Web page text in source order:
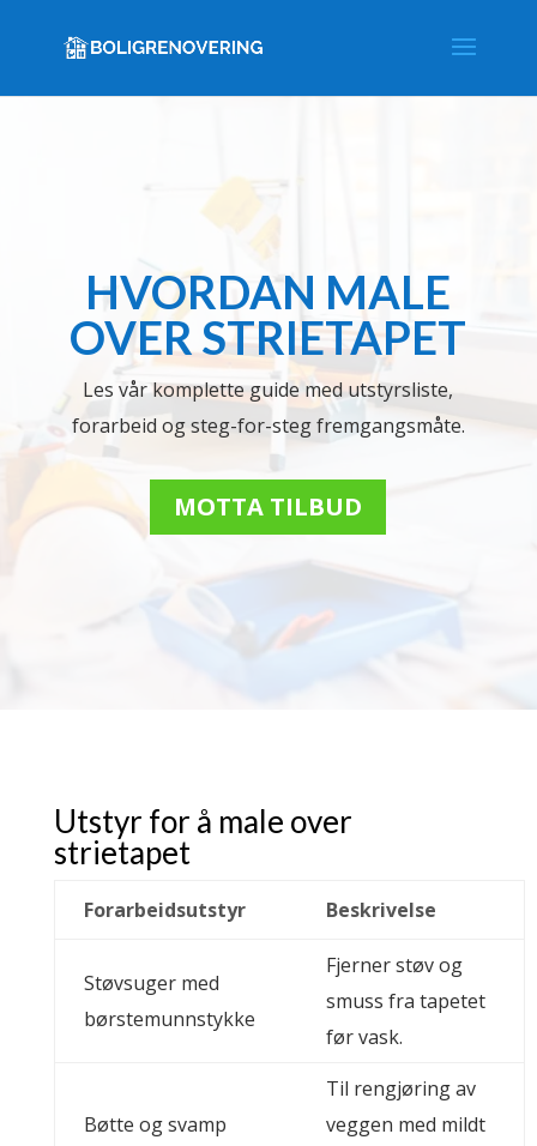
HVORDAN MALE
OVER STRIETAPET
Les vår komplette guide med utstyrsliste,
forarbeid og steg-for-steg fremgangsmåte.
MOTTA TILBUD
Utstyr for å male over
strietapet
Forarbeidsutstyr Beskrivelse
Støvsuger med
børstemunnstykke
Fjerner støv og
smuss fra tapetet
før vask.
Bøtte og svamp
Til rengjøring av
veggen med mildt